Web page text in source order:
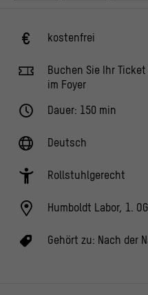
kostenfrei
Buchen Sie Ihr
im Foyer
Dauer: 150 min
Deutsch
Rollstuhlgerecht
Humboldt Labor, 1. OG
Gehört zu: Nach der